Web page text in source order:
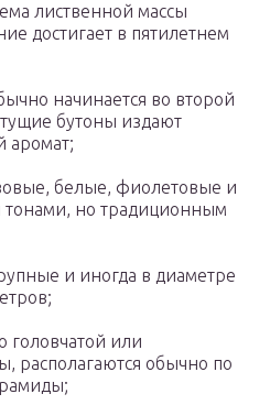
лиственной массы
достигает в пятилетнем
начинается во второй
бутоны издают
аромат;
белые, фиолетовые и
но традиционным
и иногда в диаметре
головчатой или
располагаются обычно по